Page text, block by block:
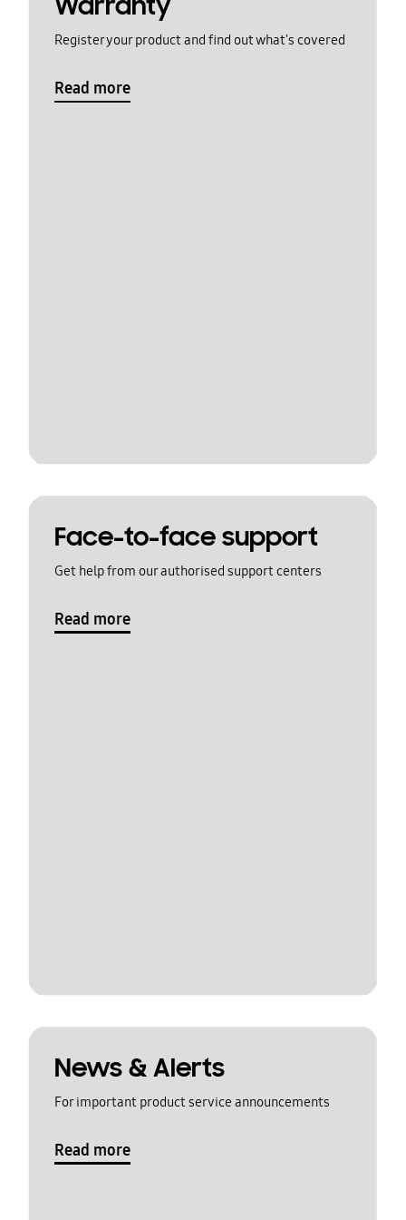
Register your product and find out what's covered
Read more
Face-to-face support
Get help from our authorised support centers
Read more
News & Alerts
For important product service announcements
Read more